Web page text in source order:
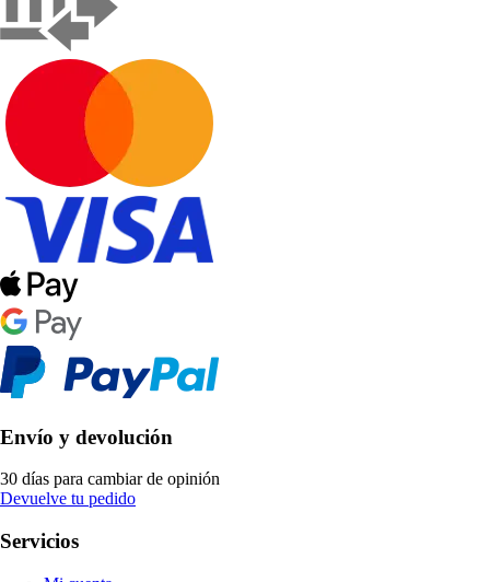
Envío y devolución
30 días para cambiar de opinión
Devuelve tu pedido
Servicios